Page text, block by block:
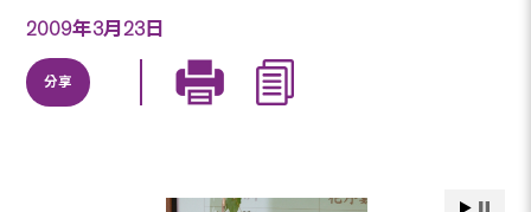
2009年3月23日
分享